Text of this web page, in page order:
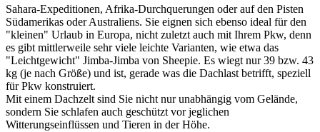
Sahara-Expeditionen, Afrika-Durchquerungen oder auf den Pisten
Südamerikas oder Australiens. Sie eignen sich ebenso ideal für den
"kleinen" Urlaub in Europa, nicht zuletzt auch mit Ihrem Pkw, denn
es gibt mittlerweile sehr viele leichte Varianten, wie etwa das
"Leichtgewicht" Jimba-Jimba von Sheepie. Es wiegt nur 39 bzw. 43
kg (je nach Größe) und ist, gerade was die Dachlast betrifft, speziell
für Pkw konstruiert.
Mit einem Dachzelt sind Sie nicht nur unabhängig vom Gelände,
sondern Sie schlafen auch geschützt vor jeglichen
Witterungseinflüssen und Tieren in der Höhe.